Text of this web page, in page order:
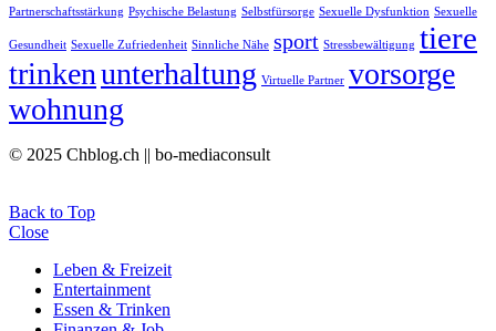
Partnerschaftsstärkung Psychische Belastung Selbstfürsorge Sexuelle Dysfunktion Sexuelle
Gesundheit Sexuelle Zufriedenheit Sinnliche Nähe sport Stressbewältigung tiere
trinkenunterhaltung Virtuelle Partner vorsorge
wohnung
© 2025 Chblog.ch || bo-mediaconsult
Back to Top
Close
Leben & Freizeit
Entertainment
Essen & Trinken